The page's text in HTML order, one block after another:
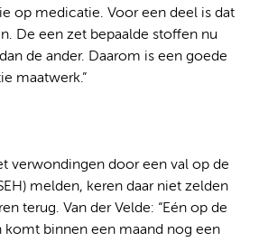
op medicatie. Voor een deel is dat
De een zet bepaalde stoffen nu
de ander. Daarom is een goede
maatwerk.”
verwondingen door een val op de
melden, keren daar niet zelden
terug. Van der Velde: “Eén op de
komt binnen een maand nog een